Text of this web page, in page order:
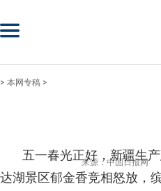
> 本网专稿 >
来源：中国日报网
五一春光正好，新疆生
达湖景区郁金香竞相怒放，